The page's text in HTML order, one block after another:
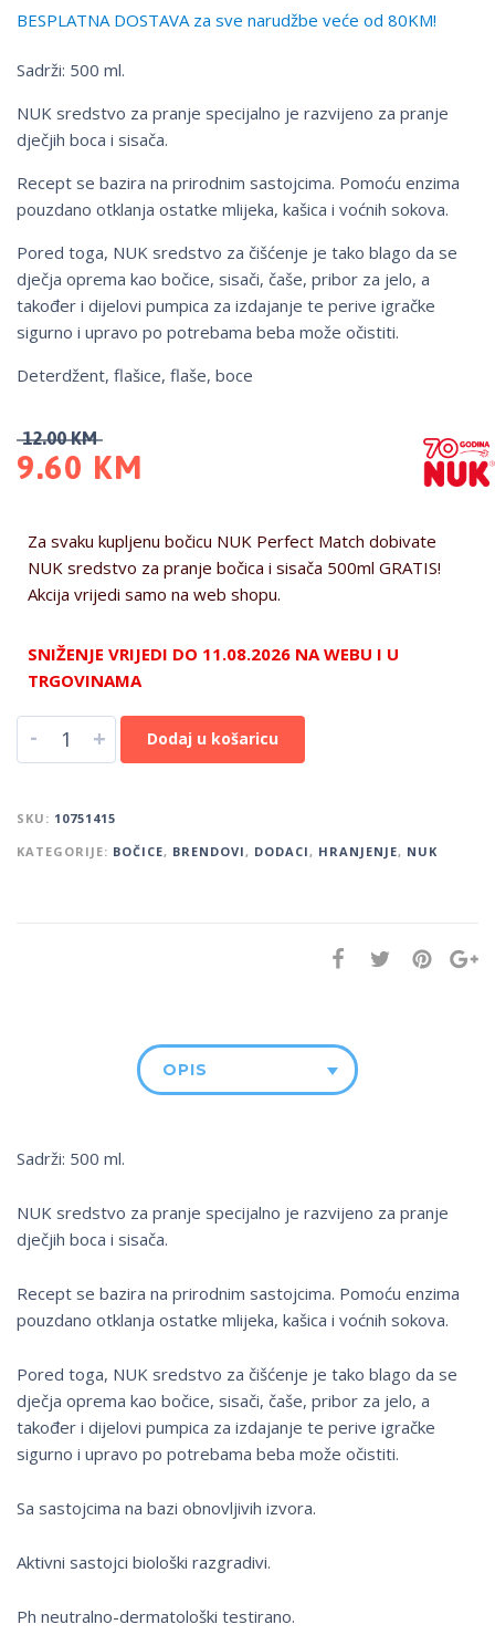
BESPLATNA DOSTAVA za sve narudžbe veće od 80KM!
Sadrži: 500 ml.
NUK sredstvo za pranje specijalno je razvijeno za pranje
dječjih boca i sisača.
Recept se bazira na prirodnim sastojcima. Pomoću enzima
pouzdano otklanja ostatke mlijeka, kašica i voćnih sokova.
Pored toga, NUK sredstvo za čišćenje je tako blago da se
dječja oprema kao bočice, sisači, čaše, pribor za jelo, a
također i dijelovi pumpica za izdajanje te perive igračke
sigurno i upravo po potrebama beba može očistiti.
Deterdžent, flašice, flaše, boce
12.00KM
9.60 KM
Za svaku kupljenu bočicu NUK Perfect Match dobivate
NUK sredstvo za pranje bočica i sisača 500ml GRATIS!
Akcija vrijedi samo na web shopu.
SNIŽENJE VRIJEDI DO 11.08.2026 NA WEBU I U
TRGOVINAMA
- + Dodaj u košaricu
SKU: 10751415
KATEGORIJE: BOČICE, BRENDOVI, DODACI, HRANJENJE, NUK
OPIS
Sadrži: 500 ml.
NUK sredstvo za pranje specijalno je razvijeno za pranje
dječjih boca i sisača.
Recept se bazira na prirodnim sastojcima. Pomoću enzima
pouzdano otklanja ostatke mlijeka, kašica i voćnih sokova.
Pored toga, NUK sredstvo za čišćenje je tako blago da se
dječja oprema kao bočice, sisači, čaše, pribor za jelo, a
također i dijelovi pumpica za izdajanje te perive igračke
sigurno i upravo po potrebama beba može očistiti.
Sa sastojcima na bazi obnovljivih izvora.
Aktivni sastojci biološki razgradivi.
Ph neutralno-dermatološki testirano.